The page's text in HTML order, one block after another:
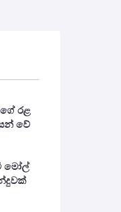
රළ
වේ‍
මෝල්